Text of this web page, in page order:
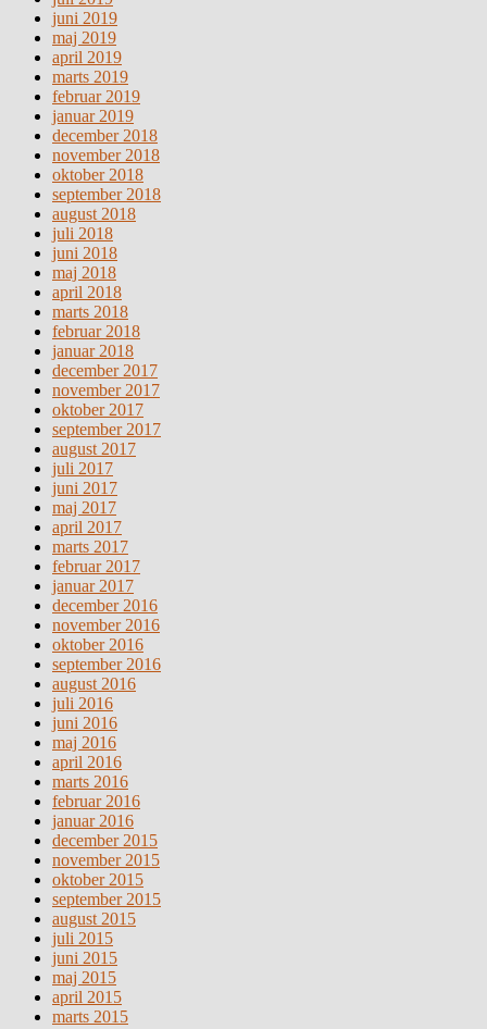
juni 2019
maj 2019
april 2019
marts 2019
februar 2019
januar 2019
december 2018
november 2018
oktober 2018
september 2018
august 2018
juli 2018
juni 2018
maj 2018
april 2018
marts 2018
februar 2018
januar 2018
december 2017
november 2017
oktober 2017
september 2017
august 2017
juli 2017
juni 2017
maj 2017
april 2017
marts 2017
februar 2017
januar 2017
december 2016
november 2016
oktober 2016
september 2016
august 2016
juli 2016
juni 2016
maj 2016
april 2016
marts 2016
februar 2016
januar 2016
december 2015
november 2015
oktober 2015
september 2015
august 2015
juli 2015
juni 2015
maj 2015
april 2015
marts 2015